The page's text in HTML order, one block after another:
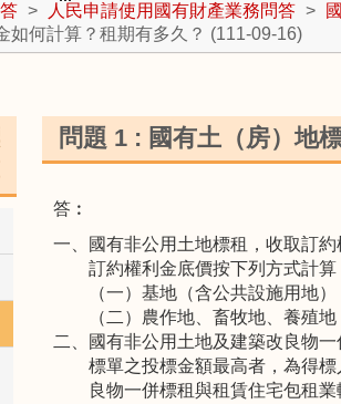
> 人民申請使用國有財產業務問答 >
如何計算？租期有多久？ (111-09-16)
問題 1 : 國有土（房）地
答︰
一、國有非公用土地標租，收取訂
訂約權利金底價按下列方式計算
（一）基地（含公共設施用地
（二）農作地、畜牧地、養殖
二、國有非公用土地及建築改良物
標單之投標金額最高者，為得
良物一併標租與租賃住宅包租